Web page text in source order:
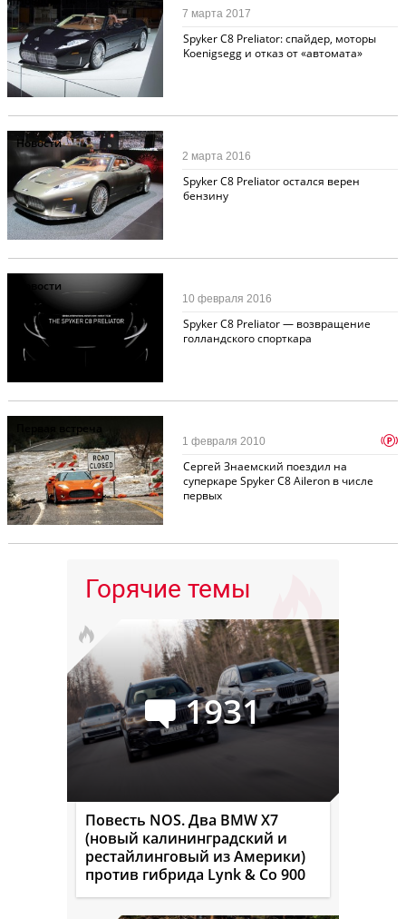
Spyker С8 Preliator: спайдер, моторы
Koenigsegg и отказ от «автомата»
7 марта 2017
Новости
Spyker C8 Preliator остался верен
бензину
2 марта 2016
Новости
Spyker C8 Preliator — возвращение
голландского спорткара
10 февраля 2016
Первая встреча
Сергей Знаемский поездил на
суперкаре Spyker C8 Aileron в числе
первых
1 февраля 2010 p
Горячие темы
1931
Повесть NOS. Два BMW X7
(новый калининградский и
рестайлинговый из Америки)
против гибрида Lynk & Co 900